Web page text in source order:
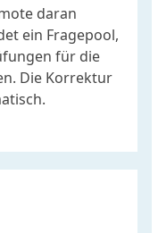
daran
ein Fragepool,
für die
Die Korrektur